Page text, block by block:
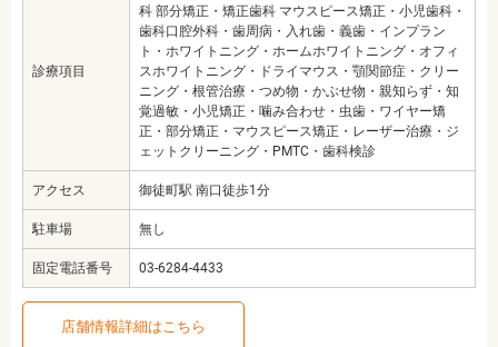
診療項目
科 部分矯正・矯正歯科 マウスピース矯正・小児歯科・
歯科口腔外科・歯周病・入れ歯・義歯・インプラン
ト・ホワイトニング・ホームホワイトニング・オフィ
スホワイトニング・ドライマウス・顎関節症・クリー
ニング・根管治療・つめ物・かぶせ物・親知らず・知
覚過敏・小児矯正・噛み合わせ・虫歯・ワイヤー矯
正・部分矯正・マウスピース矯正・レーザー治療・ジ
ェットクリーニング・PMTC・歯科検診
アクセス 御徒町駅 南口徒歩1分
駐車場 無し
固定電話番号 03-6284-4433
店舗情報詳細はこちら